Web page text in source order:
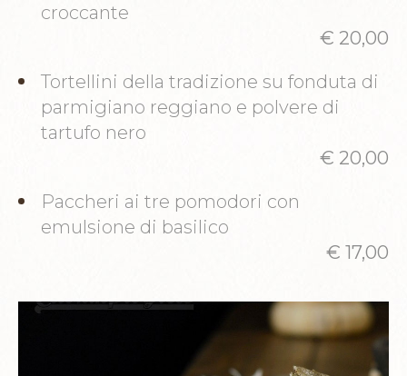
croccante
€ 20,00
Tortellini della tradizione su fonduta di
parmigiano reggiano e polvere di
tartufo nero
€ 20,00
Paccheri ai tre pomodori con
emulsione di basilico
€ 17,00